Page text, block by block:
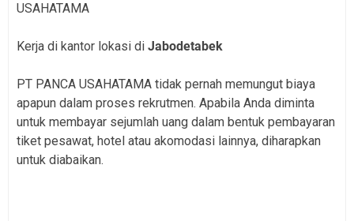
USAHATAMA
Kerja di kantor lokasi di Jabodetabek
PT PANCA USAHATAMA tidak pernah memungut biaya
apapun dalam proses rekrutmen. Apabila Anda diminta
untuk membayar sejumlah uang dalam bentuk pembayaran
tiket pesawat, hotel atau akomodasi lainnya, diharapkan
untuk diabaikan.